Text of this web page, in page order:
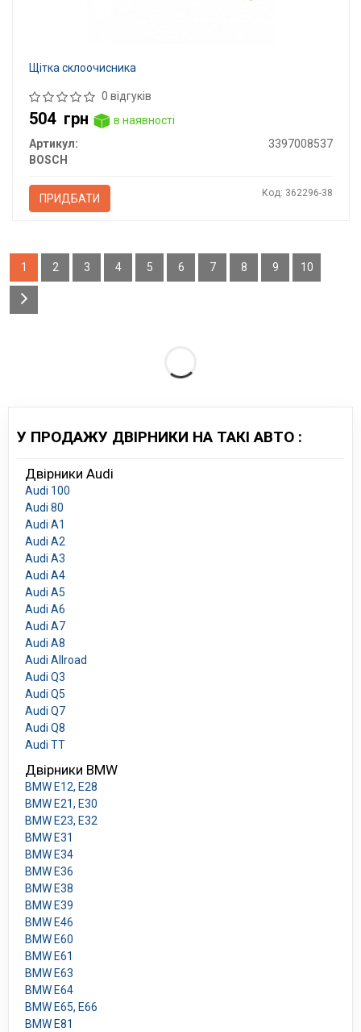
Щітка склоочисника
0 відгуків
504 грн
в наявності
Артикул:
3397008537
BOSCH
ПРИДБАТИ Код: 362296-38
1 2 3 4 5 6 7 8 9 10
У ПРОДАЖУ ДВІРНИКИ НА ТАКІ АВТО :
Двірники Audi
Audi 100
Audi 80
Audi A1
Audi A2
Audi A3
Audi A4
Audi A5
Audi A6
Audi A7
Audi A8
Audi Allroad
Audi Q3
Audi Q5
Audi Q7
Audi Q8
Audi TT
Двірники BMW
BMW E12, E28
BMW E21, E30
BMW E23, E32
BMW E31
BMW E34
BMW E36
BMW E38
BMW E39
BMW E46
BMW E60
BMW E61
BMW E63
BMW E64
BMW E65, E66
BMW E81